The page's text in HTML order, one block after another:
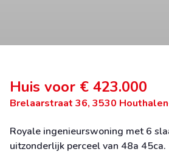
Huis voor € 423.000
Brelaarstraat 36, 3530
Royale ingenieurswoning met 6
uitzonderlijk perceel van 48a 45ca.